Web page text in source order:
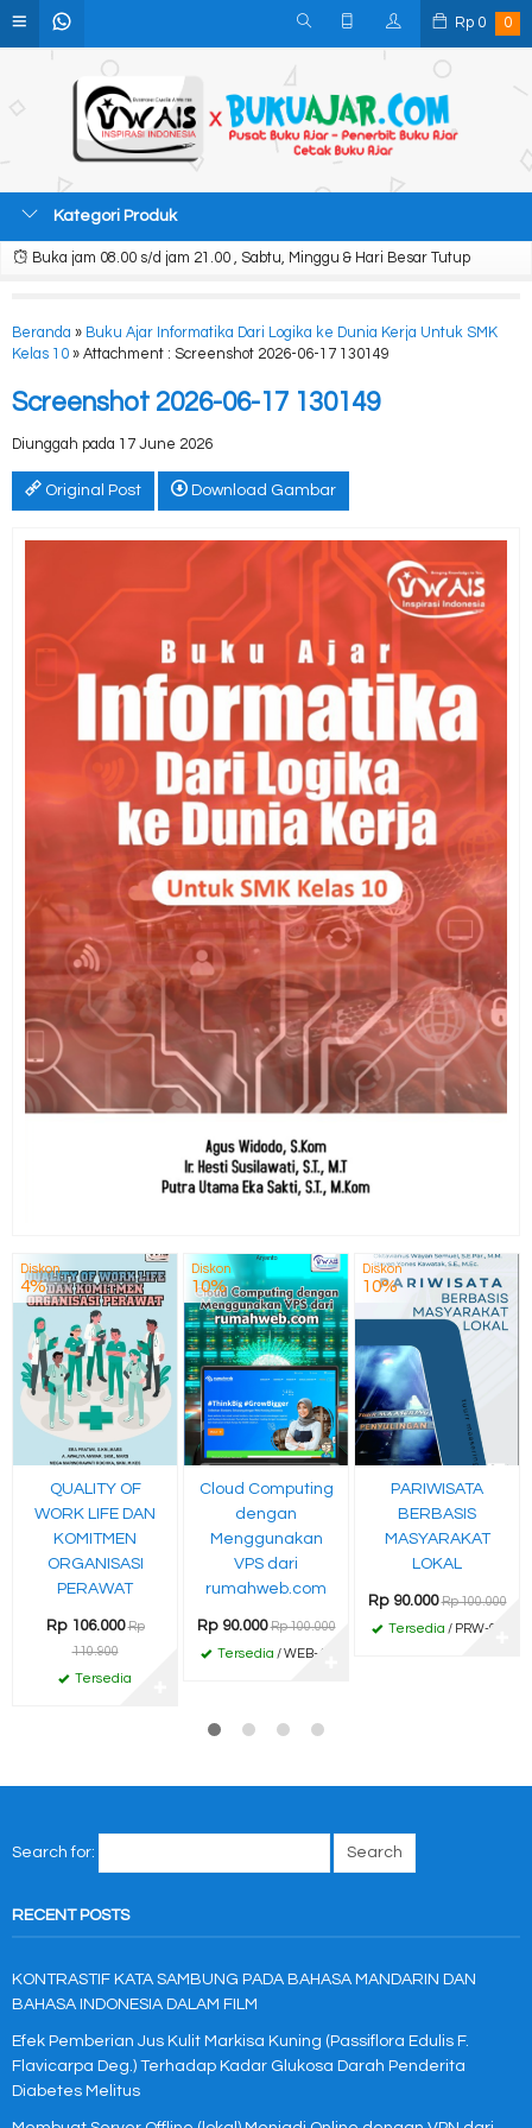
Rp 0 0
Kategori Produk
Buka jam 08.00 s/d jam 21.00 , Sabtu, Minggu & Hari Besar Tutup
Beranda » Buku Ajar Informatika Dari Logika ke Dunia Kerja Untuk SMK
Kelas 10 » Attachment : Screenshot 2026-06-17 130149
Screenshot 2026-06-17 130149
Diunggah pada 17 June 2026
Original Post Download Gambar
Diskon
4%
QUALITY OF
WORK LIFE DAN
KOMITMEN
ORGANISASI
PERAWAT
Rp 106.000 Rp
110.900
Tersedia
Diskon
10%
Cloud Computing
dengan
Menggunakan
VPS dari
rumahweb.com
Rp 90.000 Rp 100.000
Tersedia / WEB-45
Diskon
10%
PARIWISATA
BERBASIS
MASYARAKAT
LOKAL
Rp 90.000 Rp 100.000
Tersedia / PRW-01
Search for:
RECENT POSTS
KONTRASTIF KATA SAMBUNG PADA BAHASA MANDARIN DAN
BAHASA INDONESIA DALAM FILM
Efek Pemberian Jus Kulit Markisa Kuning (Passiflora Edulis F.
Flavicarpa Deg.) Terhadap Kadar Glukosa Darah Penderita
Diabetes Melitus